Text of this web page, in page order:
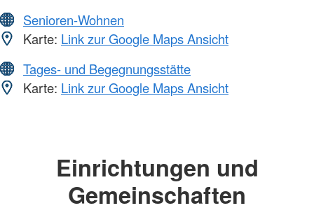
Senioren-Wohnen
Karte: Link zur Google Maps Ansicht
Tages- und Begegnungsstätte
Karte: Link zur Google Maps Ansicht
Einrichtungen und
Gemeinschaften